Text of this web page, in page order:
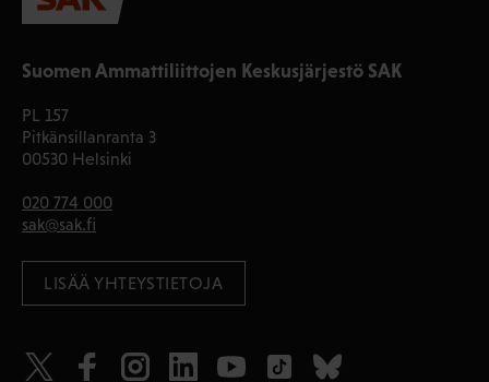
Suomen Ammattiliittojen Keskusjärjestö SAK
PL 157
Pitkänsillanranta 3
00530 Helsinki
020 774 000
sak@sak.fi
LISÄÄ YHTEYSTIETOJA